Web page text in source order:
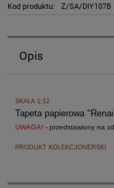
Kod produktu: Z/SA/DIY107B
Opis
SKALA 1:12
Tapeta papierowa
UWAGA! - przedstawiony na
PRODUKT KOLEKCJONERSKI